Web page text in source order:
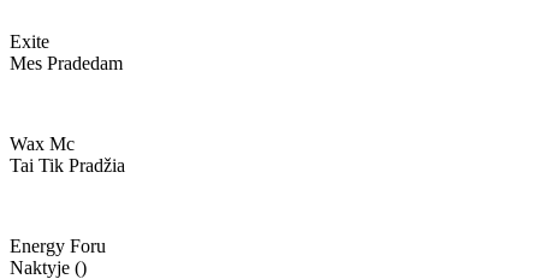
Exite
Mes Pradedam
Wax Mc
Tai Tik Pradžia
Energy Foru
Naktyje ()